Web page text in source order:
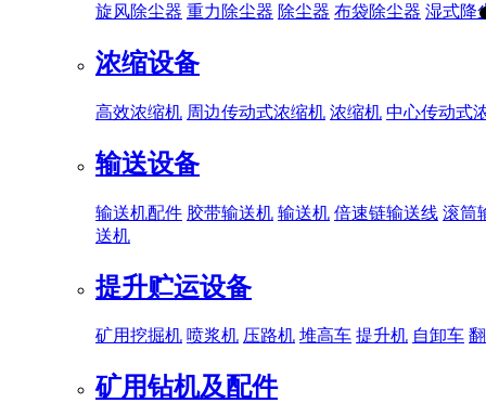
旋风除尘器 重力除尘器 除尘器 布袋除尘器 湿式降
浓缩设备
高效浓缩机 周边传动式浓缩机 浓缩机 中心传动式
输送设备
输送机配件 胶带输送机 输送机 倍速链输送线 滚筒
送机
提升贮运设备
矿用挖掘机 喷浆机 压路机 堆高车 提升机 自卸车
矿用钻机及配件